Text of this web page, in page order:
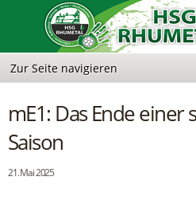
mE1: Das Ende einer
Saison
21. Mai 2025